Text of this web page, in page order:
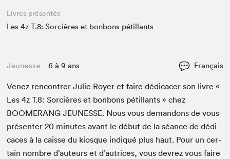
Livres présentés
Les 4z T.8: Sorcières et bonbons pétillants
Jeunesse 6 à 9 ans Français
Venez ren­con­tr­er Julie Roy­er et faire dédi­cac­er son livre «
Les4z T.8: Sor­cières et bon­bons pétil­lants » chez
BOOMERANG JEUNESSE. Nous vous deman­dons de vous
présen­ter20 min­utes avant le début de la séance de dédi­
caces à la caisse du kiosque indiqué plus haut. Pour un cer­
tain nom­bre d’auteurs et d’autrices, vous devrez vous faire